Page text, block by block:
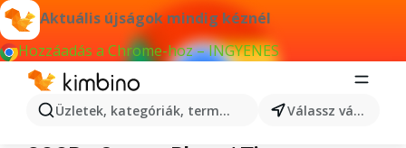
Aktuális újságok mindig kéznél
Hozzáadás a Chrome-hoz – INGYENES
Üzletek, kategóriák, termékek keresése... Válassz várost
COOP - Szuper Plusz / Tisza